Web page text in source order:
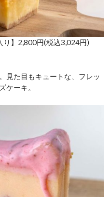
り】2,800円(税込3,024円)
見た目もキュートな、フレッ
ケーキ。